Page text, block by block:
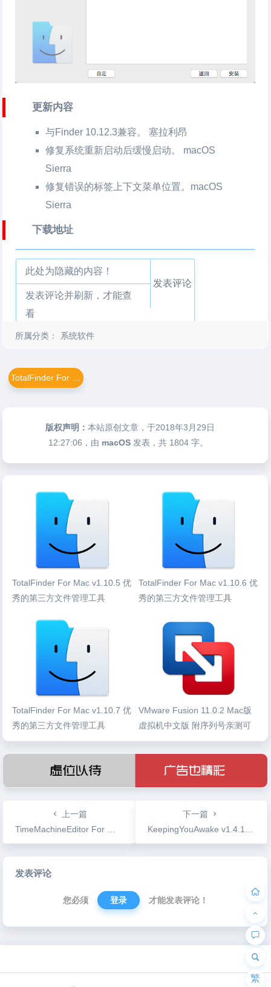
更新内容
与Finder 10.12.3兼容。 塞拉利昂
修复系统重新启动后缓慢启动。 macOS
Sierra
修复错误的标签上下文菜单位置。macOS
Sierra
下载地址
此处为隐藏的内容！
发表评论并刷新，才能查
看
发表评论
所属分类： 系统软件
版权声明：本站原创文章，于2018年3月29日
12:27:06 ，由 macOS 发表，共 1804 字。
TotalFinder For Mac v1.10.5 优
秀的第三方文件管理工具
TotalFinder For Mac v1.10.6 优
秀的第三方文件管理工具
TotalFinder For Mac v1.10.7 优
秀的第三方文件管理工具
VMware Fusion 11.0.2 Mac版
虚拟机中文版 附序列号亲测可
用
上一篇
TimeMachineEditor For Mac v4.5.5 系统备份时间修改工具
下一篇
KeepingYouAwake v1.4.1 电脑休眠定时工具
发表评论
您必须 登录 才能发表评论！
繁